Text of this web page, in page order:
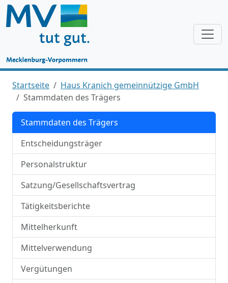
Startseite
Haus Kranich gemeinnützige GmbH
Stammdaten des Trägers
Stammdaten des Trägers
Entscheidungsträger
Personalstruktur
Satzung/Gesellschaftsvertrag
Tätigkeitsberichte
Mittelherkunft
Mittelverwendung
Vergütungen